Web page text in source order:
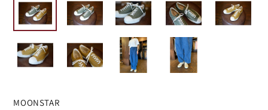
MOONSTAR